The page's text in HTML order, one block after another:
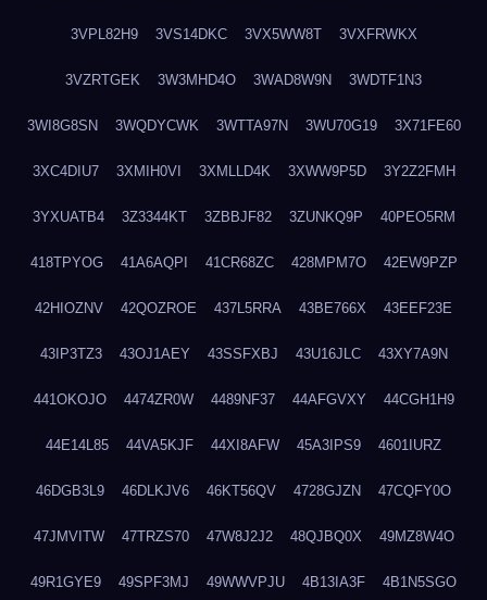
3VPL82H9 3VS14DKC 3VX5WW8T 3VXFRWKX
3VZRTGEK 3W3MHD4O 3WAD8W9N 3WDTF1N3
3WI8G8SN 3WQDYCWK 3WTTA97N 3WU70G19 3X71FE60
3XC4DIU7 3XMIH0VI 3XMLLD4K 3XWW9P5D 3Y2Z2FMH
3YXUATB4 3Z3344KT 3ZBBJF82 3ZUNKQ9P 40PEO5RM
418TPYOG 41A6AQPI 41CR68ZC 428MPM7O 42EW9PZP
42HIOZNV 42QOZROE 437L5RRA 43BE766X 43EEF23E
43IP3TZ3 43OJ1AEY 43SSFXBJ 43U16JLC 43XY7A9N
441OKOJO 4474ZR0W 4489NF37 44AFGVXY 44CGH1H9
44E14L85 44VA5KJF 44XI8AFW 45A3IPS9 4601IURZ
46DGB3L9 46DLKJV6 46KT56QV 4728GJZN 47CQFY0O
47JMVITW 47TRZS70 47W8J2J2 48QJBQ0X 49MZ8W4O
49R1GYE9 49SPF3MJ 49WWVPJU 4B13IA3F 4B1N5SGO